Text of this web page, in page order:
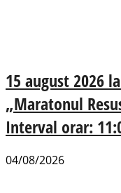
15 august 2026
„Maratonul
Interval orar:
04/08/2026